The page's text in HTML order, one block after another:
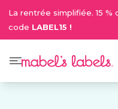
La rentrée simplifiée. 15
code LABEL15 !